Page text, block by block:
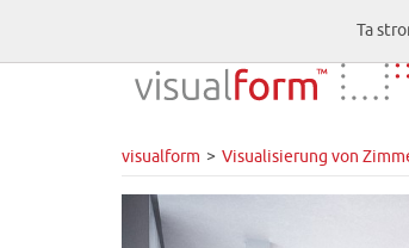
visualform Visualisierung von
Ta